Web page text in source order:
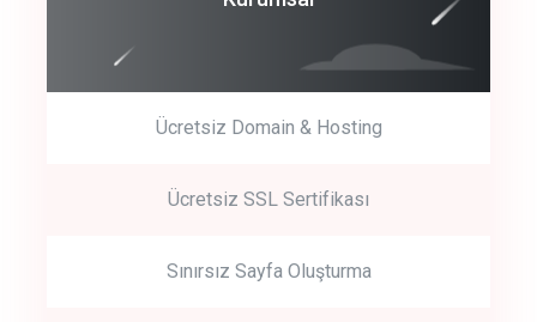
Get Started
Start by trying our service for 30 days free trial no credit card
Ücretsiz Domain & Hosting
Ücretsiz SSL Sertifikası
Sınırsız Sayfa Oluşturma